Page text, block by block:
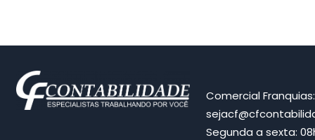
Comercial
Segunda a sexta: